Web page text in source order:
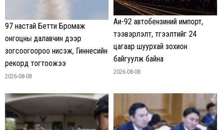
97 настай Бетти Бромаж
онгоцны далавчин дээр
зогсоогоороо нисэж, Гиннесийн
рекорд тогтоожээ
2026-08-08
Аи-92 автобензиний импорт,
тээвэрлэлт, түгээлтийг 24
цагаар шуурхай зохион
байгуулж байна
2026-08-08